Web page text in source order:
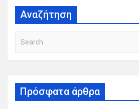
Αναζήτηση
a
h
Πρόσφατα άρθρα